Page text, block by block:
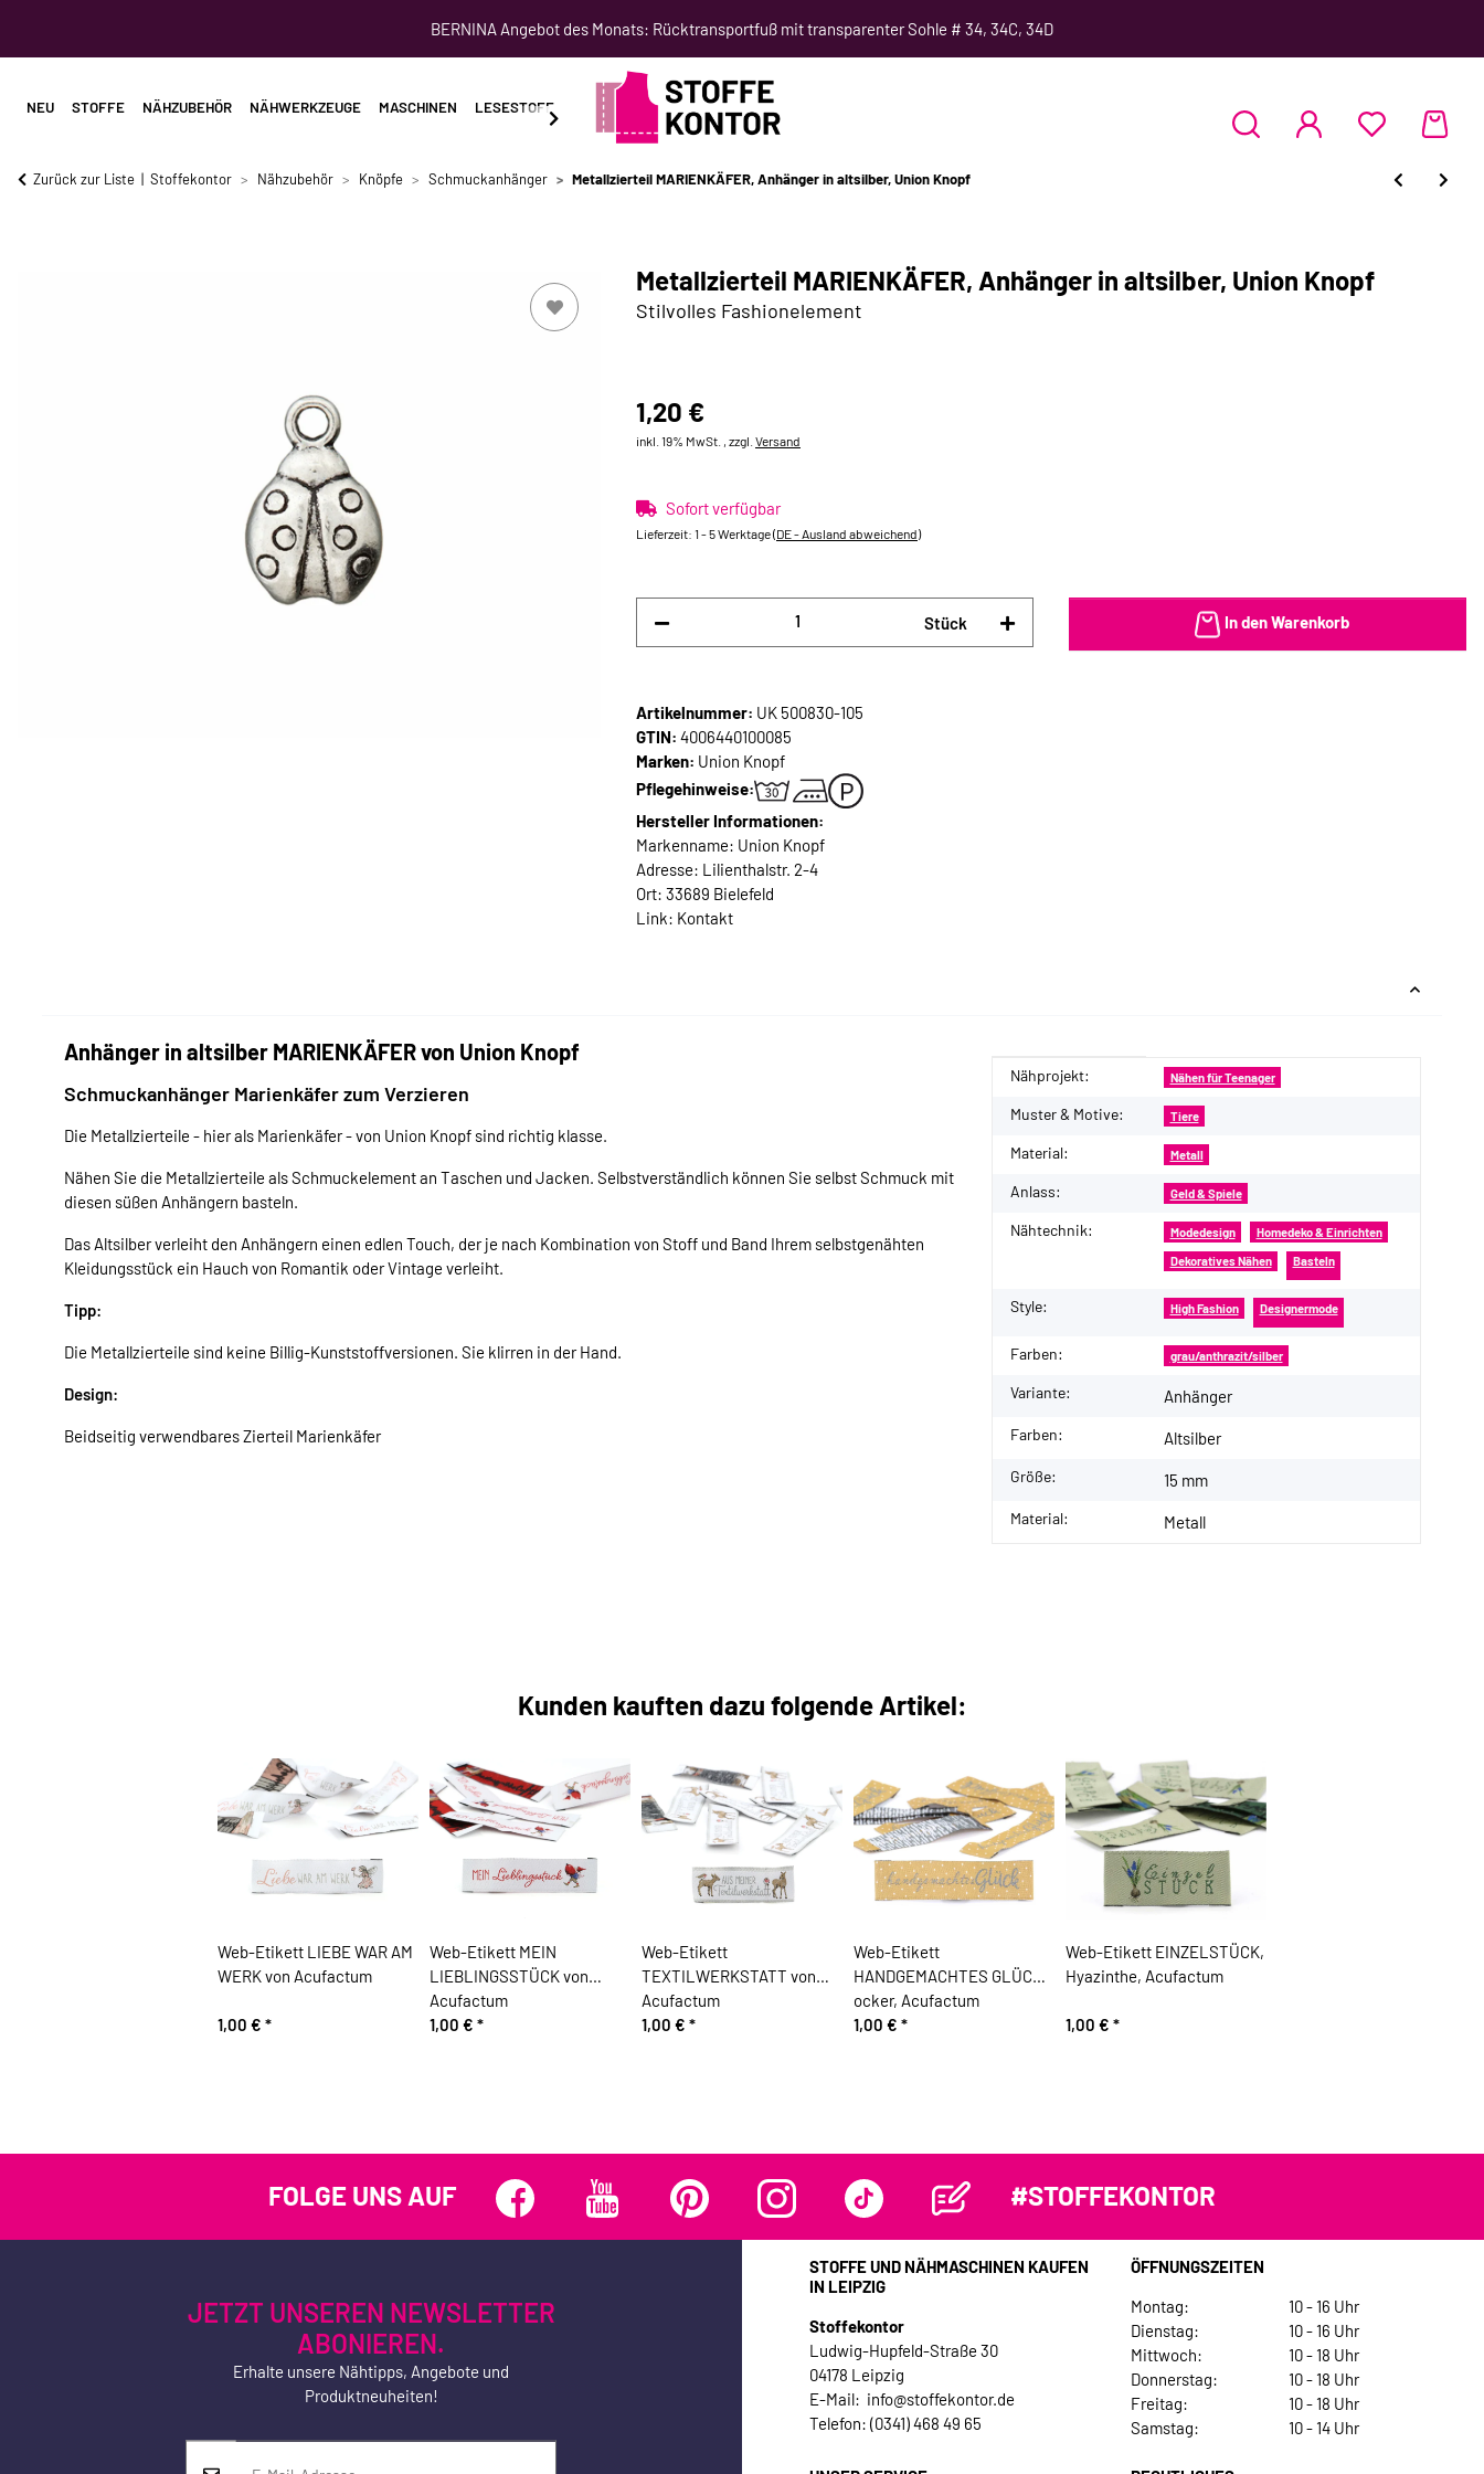
BERNINA Angebot des Monats: Rücktransportfuß mit transparenter Sohle # 34, 34C, 34D
NEU STOFFE NÄHZUBEHÖR NÄHWERKZEUGE MASCHINEN LESESTOFF SCHNITTMUSTER NÄHKURSE
Zurück zur Liste Stoffekontor Nähzubehör Knöpfe Schmuckanhänger Metallzierteil MARIENKÄFER, Anhänger in altsilber, Union Knopf
Metallzierteil MARIENKÄFER, Anhänger in altsilber, Union Knopf
Stilvolles Fashionelement
1,20 €
inkl. 19% MwSt. , zzgl. Versand
Sofort verfügbar
Lieferzeit: 1 - 5 Werktage(DE - Ausland abweichend)
Stück In den Warenkorb
Artikelnummer: UK 500830-105
GTIN: 4006440100085
Marken: Union Knopf
Pflegehinweise:
Hersteller Informationen:
Markenname: Union Knopf
Adresse: Lilienthalstr. 2-4
Ort: 33689 Bielefeld
Link: Kontakt
Anhänger in altsilber MARIENKÄFER von Union Knopf
Schmuckanhänger Marienkäfer zum Verzieren
Die Metallzierteile - hier als Marienkäfer - von Union Knopf sind richtig klasse.
Nähen Sie die Metallzierteile als Schmuckelement an Taschen und Jacken. Selbstverständlich können Sie selbst Schmuck mit
diesen süßen Anhängern basteln.
Das Altsilber verleiht den Anhängern einen edlen Touch, der je nach Kombination von Stoff und Band Ihrem selbstgenähten
Kleidungsstück ein Hauch von Romantik oder Vintage verleiht.
Tipp:
Die Metallzierteile sind keine Billig-Kunststoffversionen. Sie klirren in der Hand.
Design:
Beidseitig verwendbares Zierteil Marienkäfer
Produkteigenschaft
Wert
Nähprojekt: Nähen für Teenager
Muster & Motive: Tiere
Material: Metall
Anlass: Geld & Spiele
Nähtechnik: Modedesign Homedeko & Einrichten
Dekoratives Nähen Basteln
Style: High Fashion Designermode
Farben: grau/anthrazit/silber
Variante: Anhänger
Farben: Altsilber
Größe: 15 mm
Material: Metall
Kunden kauften dazu folgende Artikel:
Web-Etikett LIEBE WAR AM
WERK von Acufactum
1,00 € *
Web-Etikett MEIN
LIEBLINGSSTÜCK von
Acufactum
1,00 € *
Web-Etikett
TEXTILWERKSTATT von
Acufactum
1,00 € *
Web-Etikett
HANDGEMACHTES GLÜCK,
ocker, Acufactum
1,00 € *
Web-Etikett EINZELSTÜCK,
Hyazinthe, Acufactum
1,00 € *
FOLGE UNS AUF #STOFFEKONTOR
JETZT UNSEREN NEWSLETTER
ABONIEREN.
Erhalte unsere Nähtipps, Angebote und
Produktneuheiten!
STOFFE UND NÄHMASCHINEN KAUFEN
IN LEIPZIG
Stoffekontor
Ludwig-Hupfeld-Straße 30
04178 Leipzig
E-Mail: info@stoffekontor.de
Telefon: (0341) 468 49 65
ÖFFNUNGSZEITEN
Montag:
10 - 16 Uhr
Dienstag:
10 - 16 Uhr
Mittwoch:
10 - 18 Uhr
Donnerstag:
10 - 18 Uhr
Freitag:
10 - 18 Uhr
Samstag:
10 - 14 Uhr